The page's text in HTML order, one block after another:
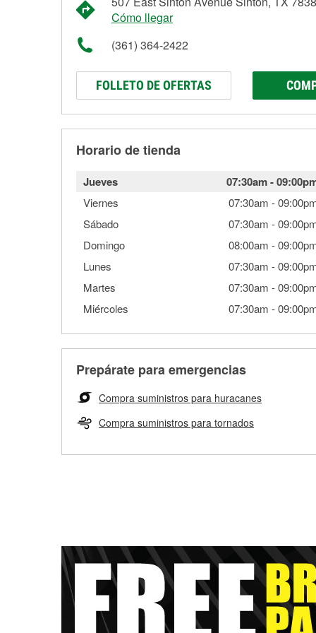
Cómo llegar
(361) 364-2422
FOLLETO DE OFERTAS
Horario de tienda
Jueves 07:30am-
Viernes 07:30am -
Sábado
07:30am -
Domingo
08:00am -
Lunes
07:30am -
Martes
07:30am -
Miércoles
07:30am -
Prepárate para emergencias
Compra suministros para huracanes
Compra suministros para tornados